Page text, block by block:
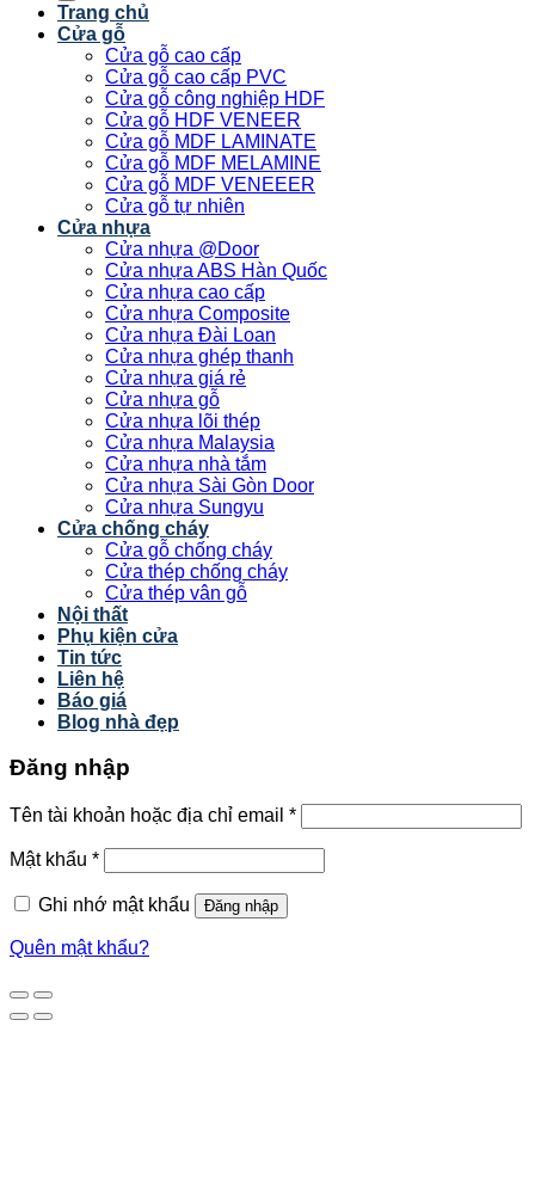
Trang chủ
Cửa gỗ
Cửa gỗ cao cấp
Cửa gỗ cao cấp PVC
Cửa gỗ công nghiệp HDF
Cửa gỗ HDF VENEER
Cửa gỗ MDF LAMINATE
Cửa gỗ MDF MELAMINE
Cửa gỗ MDF VENEEER
Cửa gỗ tự nhiên
Cửa nhựa
Cửa nhựa @Door
Cửa nhựa ABS Hàn Quốc
Cửa nhựa cao cấp
Cửa nhựa Composite
Cửa nhựa Đài Loan
Cửa nhựa ghép thanh
Cửa nhựa giá rẻ
Cửa nhựa gỗ
Cửa nhựa lõi thép
Cửa nhựa Malaysia
Cửa nhựa nhà tắm
Cửa nhựa Sài Gòn Door
Cửa nhựa Sungyu
Cửa chống cháy
Cửa gỗ chống cháy
Cửa thép chống cháy
Cửa thép vân gỗ
Nội thất
Phụ kiện cửa
Tin tức
Liên hệ
Báo giá
Blog nhà đẹp
Đăng nhập
Tên tài khoản hoặc địa chỉ email *
Mật khẩu *
Ghi nhớ mật khẩu Đăng nhập
Quên mật khẩu?